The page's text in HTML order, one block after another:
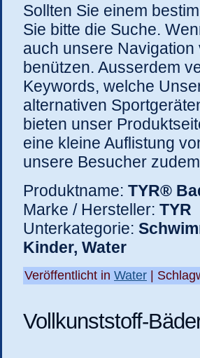
Sollten Sie einem
Sie bitte die Suche.
auch unsere
benützen. Ausserdem
Keywords, welche
alternativen
bieten unser
eine kleine Auflistung
unsere Besucher
Produktname: TYR®
Marke / Hersteller: TYR
Unterkategorie:
Kinder, Water
Veröffentlicht in Water |
Vollkunststoff-